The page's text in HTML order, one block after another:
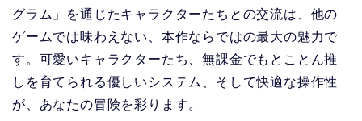
グラム」を通じたキャラクターたちとの交流は、他の
ゲームでは味わえない、本作ならではの最大の魅力で
す。可愛いキャラクターたち、無課金でもとことん推
しを育てられる優しいシステム、そして快適な操作性
が、あなたの冒険を彩ります。